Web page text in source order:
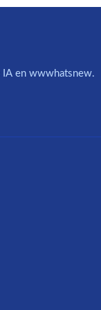
IA en wwwhatsnew.